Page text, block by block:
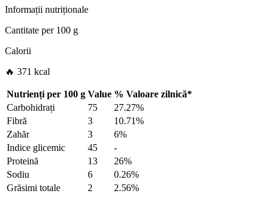
Informații nutriționale
Cantitate per100 g
Calorii
🔥 371 kcal
Nutrienți per 100 g Value % Valoare zilnică*
Carbohidrați
75
27.27%
Fibră
3
10.71%
Zahăr
3
6%
Indice glicemic
45
-
Proteină
13
26%
Sodiu
6
0.26%
Grăsimi totale
2 2.56%